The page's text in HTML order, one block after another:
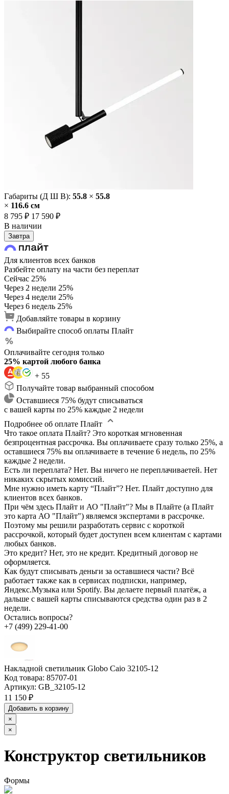
Габариты (Д Ш В): 55.8 × 55.8
× 116.6 cм
8 795 ₽ 17 590 ₽
В наличии
Завтра
Для клиентов всех банков
Разбейте оплату на части без переплат
Сейчас 25%
Через 2 недели 25%
Через 4 недели 25%
Через 6 недель 25%
Добавляйте товары в корзину
Выбирайте способ оплаты Плайт
Оплачивайте сегодня только
25% картой любого банка
+ 55
Получайте товар выбранный способом
Оставшиеся 75% будут списываться
с вашей карты по 25% каждые 2 недели
Подробнее об оплате Плайт
Что такое оплата Плайт? Это короткая мгновенная
безпроцентная рассрочка. Вы оплачиваете сразу только 25%, а
оставшиеся 75% вы оплачиваете в течение 6 недель, по 25%
каждые 2 недели.
Есть ли переплата? Нет. Вы ничего не переплачиваетей. Нет
никаких скрытых комиссий.
Мне нужно иметь карту “Плайт”? Нет. Плайт доступно для
клиентов всех банков.
При чём здесь Плайт и АО "Плайт"? Мы в Плайте (а Плайт
это карта АО "Плайт") являемся экспертами в рассрочке.
Поэтому мы решили разработать сервис с короткой
рассрочкой, который будет доступен всем клиентам с картами
любых банков.
Это кредит? Нет, это не кредит. Кредитный договор не
оформляется.
Как будут списывать деньги за оставшиеся части? Всё
работает также как в сервисах подписки, например,
Яндекс.Музыка или Spotify. Вы делаете первый платёж, а
дальше с вашей карты списываются средства один раз в 2
недели.
Остались вопросы?
+7 (499) 229-41-00
Накладной светильник Globo Caio 32105-12
Код товара: 85707-01
Артикул: GB_32105-12
11 150 ₽
Добавить в корзину
×
×
Конструктор светильников
Формы